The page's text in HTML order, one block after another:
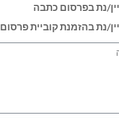
נת בפרסום כתבה
נת בהזמנת קוביית פרסום